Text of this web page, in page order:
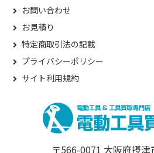
お問い合わせ
お見積り
特定商取引法の記載
プライバシーポリシー
サイト利用規約
〒566-0071 大阪府摂